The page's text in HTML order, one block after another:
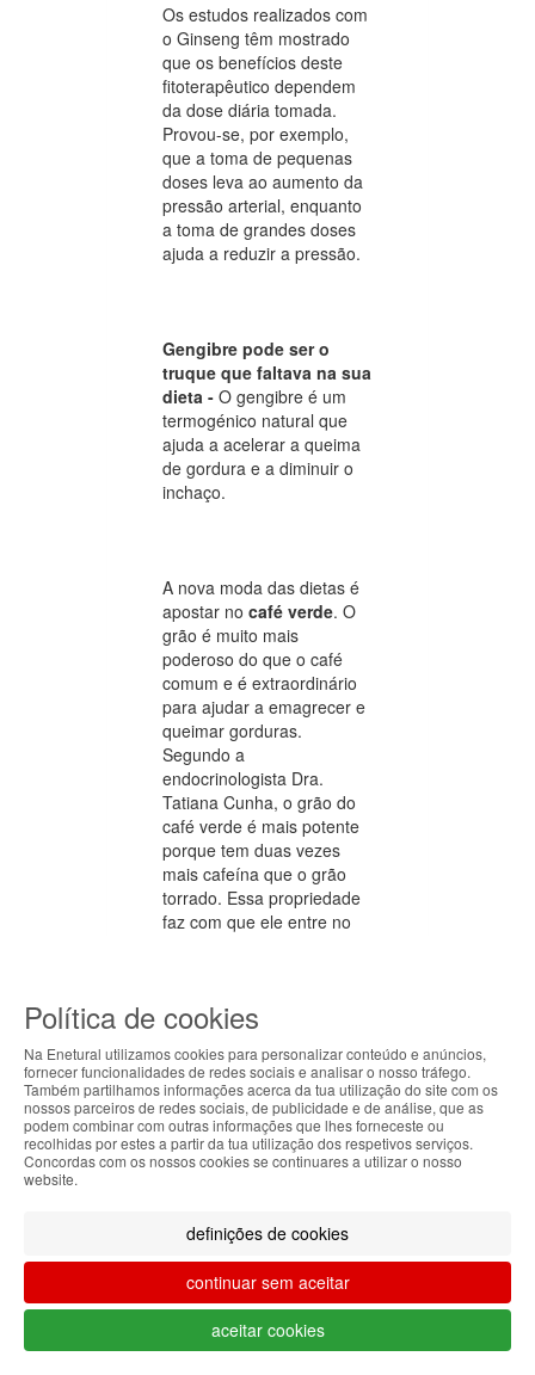
Os estudos realizados com
o Ginseng têm mostrado
que os benefícios deste
fitoterapêutico dependem
da dose diária tomada.
Provou-se, por exemplo,
que a toma de pequenas
doses leva ao aumento da
pressão arterial, enquanto
a toma de grandes doses
ajuda a reduzir a pressão.
Gengibre pode ser o
truque que faltava na sua
dieta - O gengibre é um
termogénico natural que
ajuda a acelerar a queima
de gordura e a diminuir o
inchaço.
A nova moda das dietas é
apostar no café verde. O
grão é muito mais
poderoso do que o café
comum e é extraordinário
para ajudar a emagrecer e
queimar gorduras.
Segundo a
endocrinologista Dra.
Tatiana Cunha, o grão do
café verde é mais potente
porque tem duas vezes
mais cafeína que o grão
torrado. Essa propriedade
faz com que ele entre no
comum. Isso porque a
de peso, além de promover
a oxidação de gorduras
corporais e facilitar a sua
eliminação. Possui também
uma alta quantidade de
organismo funcionar
também ácido clorogénico
que ajuda a diminuir a
absorção de glicose no
intestino, inibindo assim a
ABOUT THE COOKIES
Enetural handles information about your visit using
cookies that improve the performance of the
website, facilitate sharing via social networks and
continuing to browse our site, you accept the use of
these cookies. For more information, see our
Privacy and Cookie Policy. You can configure your
preferences in Cookie settings.
Accepted
Política de cookies
Na Enetural utilizamos cookies para personalizar conteúdo e anúncios,
fornecer funcionalidades de redes sociais e analisar o nosso tráfego.
Também partilhamos informações acerca da tua utilização do site com os
nossos parceiros de redes sociais, de publicidade e de análise, que as
podem combinar com outras informações que lhes forneceste ou
recolhidas por estes a partir da tua utilização dos respetivos serviços.
Concordas com os nossos cookies se continuares a utilizar o nosso
website.
definições de cookies
continuar sem aceitar
aceitar cookies